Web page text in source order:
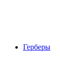
Герберы